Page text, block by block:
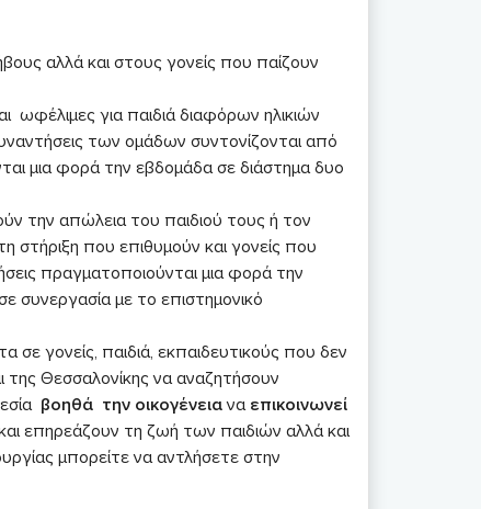
αλλά και στους γονείς που παίζουν
ωφέλιμες για παιδιά διαφόρων ηλικιών
των ομάδων συντονίζονται από
μια φορά την εβδομάδα σε διάστημα δυο
την απώλεια του παιδιού τους ή τον
που επιθυμούν και γονείς που
πραγματοποιούνται μια φορά την
συνεργασία με το επιστημονικό
σε γονείς, παιδιά, εκπαιδευτικούς που δεν
Θεσσαλονίκης να αναζητήσουν
βοηθά την οικογένειανα επικοινωνεί
επηρεάζουν τη ζωή των παιδιών αλλά και
μπορείτε να αντλήσετε στην